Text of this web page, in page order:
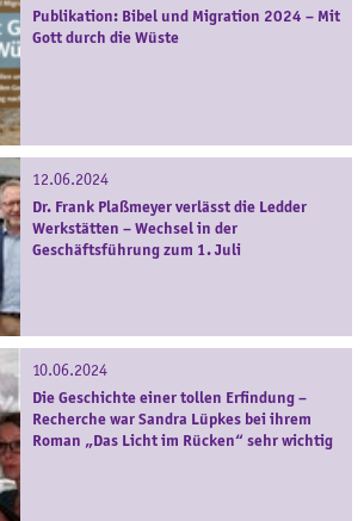
Publikation: Bibel und Migration 2024 – Mit
Gott durch die Wüste
12.06.2024
Dr. Frank Plaßmeyer verlässt die Ledder
Werkstätten – Wechsel in der
Geschäftsführung zum 1. Juli
10.06.2024
Die Geschichte einer tollen Erfindung –
Recherche war Sandra Lüpkes bei ihrem
Roman „Das Licht im Rücken“ sehr wichtig